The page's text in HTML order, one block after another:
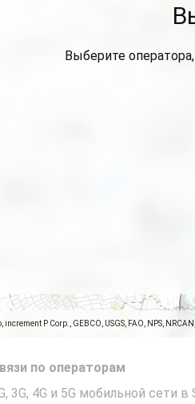
P Corp., GEBCO, USGS, FAO, NPS,
Выберите
по операторам
3G, 4G и 5G мобильной сети в